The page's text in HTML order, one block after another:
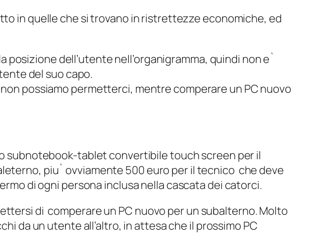
in quelle che si trovano in ristrettezze economiche, ed
dell’utente nell’organigramma, quindi non e`
del suo capo.
possiamo permetterci, mentre comperare un PC nuovo
subnotebook-tablet convertibile touch screen per il
piu` ovviamente 500 euro per il tecnico che deve
di ogni persona inclusa nella cascata dei catorci.
di comperare un PC nuovo per un subalterno. Molto
da un utente all’altro, in attesa che il prossimo PC